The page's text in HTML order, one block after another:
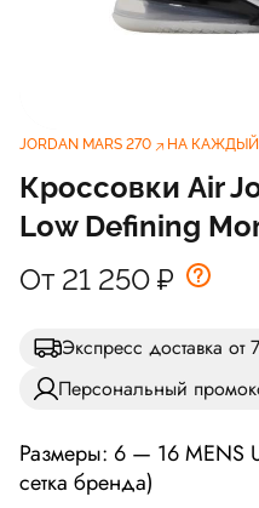
JORDAN MARS 270 НА КАЖДЫЙ
Кроссовки Air
Low Defining
От 21 250 ₽
Экспресс доставка
Персональный
Размеры: 6 — 16 MENS
сетка бренда)